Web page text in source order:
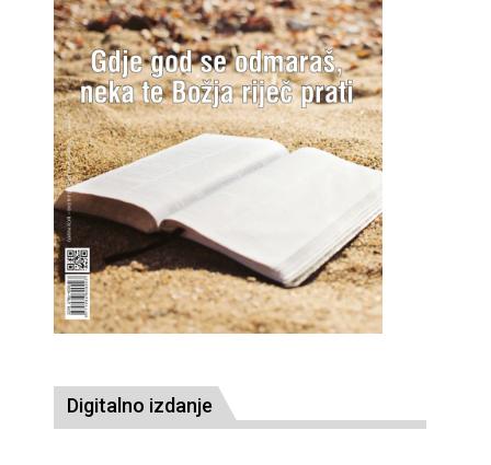
Digitalno izdanje